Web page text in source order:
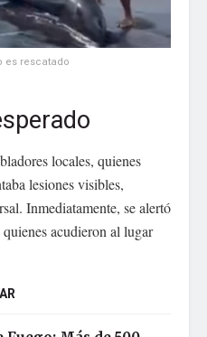
es rescatado
locales, quienes
lesiones visibles,
Inmediatamente, se alertó
acudieron al lugar